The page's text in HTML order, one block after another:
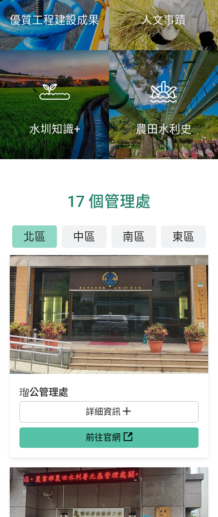
優質工程建設成果 人文事蹟
水圳知識+ 農田水利史
17 個管理處
北區 中區 南區 東區
瑠公管理處
詳細資訊
前往官網